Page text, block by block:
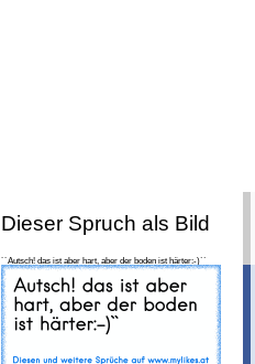
Dieser Spruch als Bild
´´Autsch! das ist aber hart, aber der boden ist härter:-)``